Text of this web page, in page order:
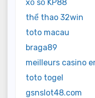
xổ số KP88
thể thao 32win
toto macau
braga89
meilleurs casino
toto togel
gsnslot48.com